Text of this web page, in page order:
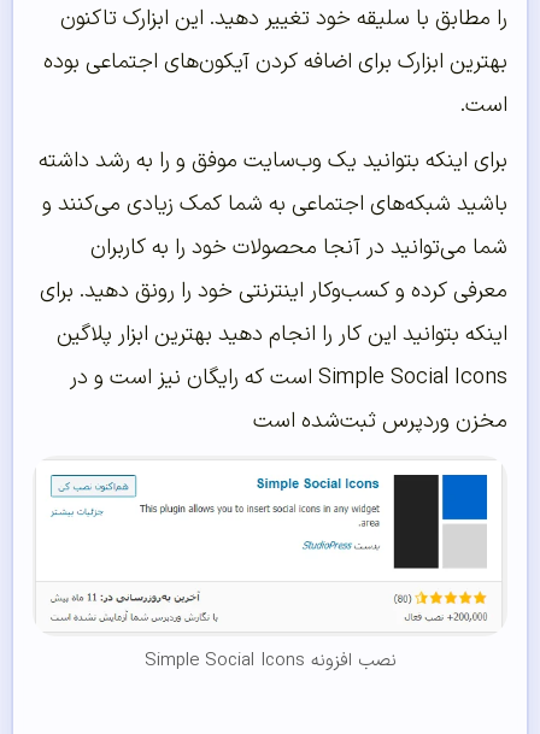
را مطابق با سلیقه خود تغییر دهید. این ابزارک تاکنون
بهترین ابزارک برای اضافه کردن آیکون‌های اجتماعی بوده
است.
برای اینکه بتوانید یک وب‌سایت موفق و را به رشد داشته
باشید شبکه‌های اجتماعی به شما کمک زیادی می‌کنند و
شما می‌توانید در آنجا محصولات خود را به کاربران
معرفی کرده و کسب‌وکار اینترنتی خود را رونق دهید. برای
اینکه بتوانید این کار را انجام دهید بهترین ابزار پلاگین
Simple Social Icons است که رایگان نیز است و در
مخزن وردپرس ثبت‌شده است
نصب افزونه Simple Social Icons